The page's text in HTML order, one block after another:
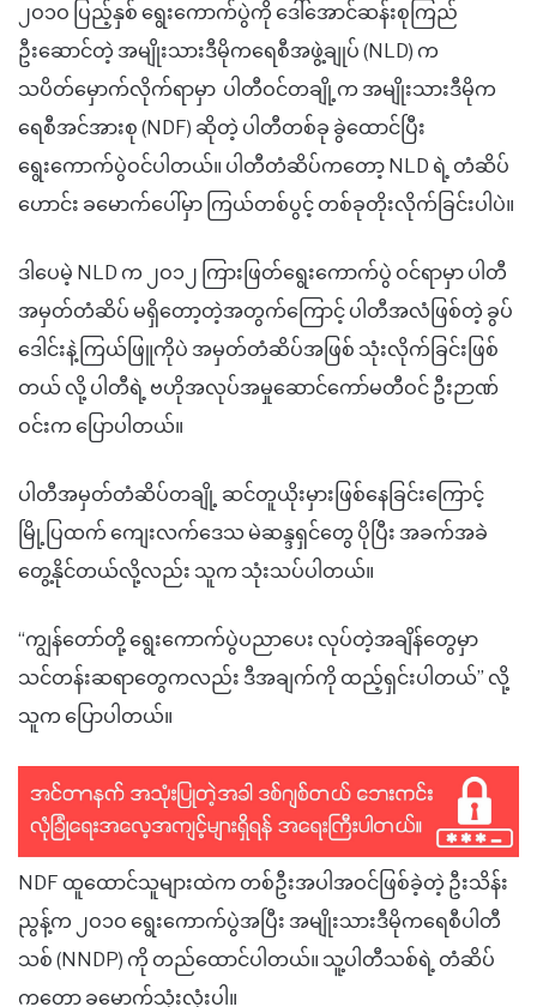
၂ဝ၁ဝ ပြည့်နှစ် ရွေးကောက်ပွဲကို ဒေါ်အောင်ဆန်းစုကြည်
ဦးဆောင်တဲ့ အမျိုးသားဒီမိုကရေစီအဖွဲ့ချုပ် (NLD) က
သပိတ်မှောက်လိုက်ရာမှာ ပါတီဝင်တချို့က အမျိုးသားဒီမိုက
ရေစီအင်အားစု (NDF) ဆိုတဲ့ ပါတီတစ်ခု ခွဲထောင်ပြီး
ရွေးကောက်ပွဲဝင်ပါတယ်။ ပါတီတံဆိပ်ကတော့ NLD ရဲ့ တံဆိပ်
ဟောင်း ခမောက်ပေါ်မှာ ကြယ်တစ်ပွင့် တစ်ခုတိုးလိုက်ခြင်းပါပဲ။
ဒါပေမဲ့ NLD က ၂ဝ၁၂ ကြားဖြတ်ရွေးကောက်ပွဲ ဝင်ရာမှာ ပါတီ
အမှတ်တံဆိပ် မရှိတော့တဲ့အတွက်ကြောင့် ပါတီအလံဖြစ်တဲ့ ခွပ်
ဒေါင်းနဲ့ကြယ်ဖြူကိုပဲ အမှတ်တံဆိပ်အဖြစ် သုံးလိုက်ခြင်းဖြစ်
တယ် လို့ ပါတီရဲ့ ဗဟိုအလုပ်အမှုဆောင်ကော်မတီဝင် ဦးဉာဏ်
ဝင်းက ပြောပါတယ်။
ပါတီအမှတ်တံဆိပ်တချို့ ဆင်တူယိုးမှားဖြစ်နေခြင်းကြောင့်
မြို့ပြထက် ကျေးလက်ဒေသ မဲဆန္ဒရှင်တွေ ပိုပြီး အခက်အခဲ
တွေ့နိုင်တယ်လို့လည်း သူက သုံးသပ်ပါတယ်။
“ကျွန်တော်တို့ ရွေးကောက်ပွဲပညာပေး လုပ်တဲ့အချိန်တွေမှာ
သင်တန်းဆရာတွေကလည်း ဒီအချက်ကို ထည့်ရှင်းပါတယ်” လို့
သူက ပြောပါတယ်။
NDF ထူထောင်သူများထဲက တစ်ဦးအပါအဝင်ဖြစ်ခဲ့တဲ့ ဦးသိန်း
ညွန့်က ၂ဝ၁ဝ ရွေးကောက်ပွဲအပြီး အမျိုးသားဒီမိုကရေစီပါတီ
သစ် (NNDP) ကို တည်ထောင်ပါတယ်။ သူ့ပါတီသစ်ရဲ့ တံဆိပ်
ကတော့ ခမောက်သုံးလုံးပါ။